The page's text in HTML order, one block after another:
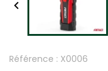

Référence : X0006